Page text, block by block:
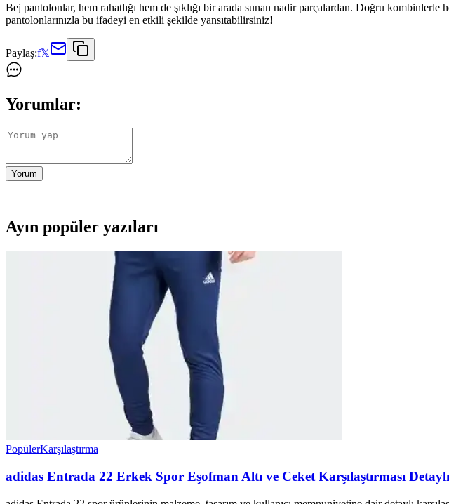
Bej pantolonlar, hem rahatlığı hem de şıklığı bir arada sunan nadir parçalardan. Doğru
pantolonlarınızla bu ifadeyi en etkili şekilde yansıtabilirsiniz!
Paylaş:f𝕏
Yorumlar:
Yorum
Ayın popüler yazıları
PopülerKarşılaştırma
adidas Entrada 22 Erkek Spor Eşofman Altı ve Ceket Karşılaştırması